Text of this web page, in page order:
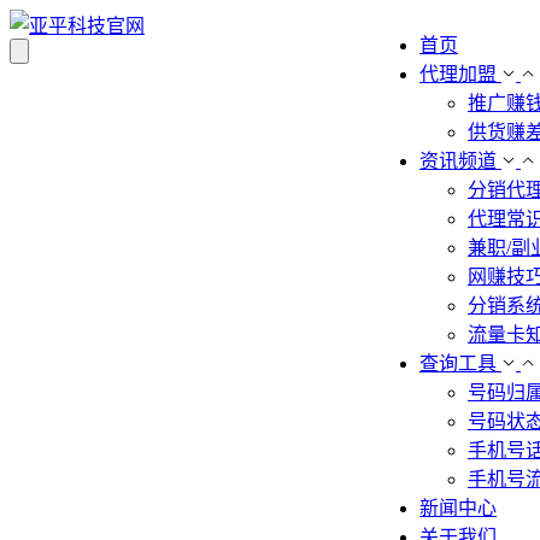
首页
代理加盟
推广赚
供货赚
资讯频道
分销代
代理常
兼职/副
网赚技
分销系
流量卡
查询工具
号码归
号码状
手机号
手机号
新闻中心